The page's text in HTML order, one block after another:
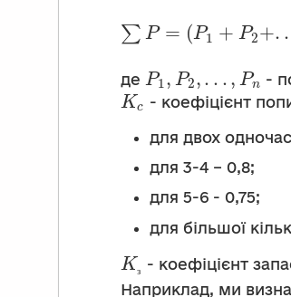
∑ P = (P1 + P2+. .
де P1, P2, . . . , Pn -
Kc - коефіцієнт
для двох
для 3-4 – 0,8;
для 5-6 - 0,75;
для більшої
Kз
- коефіцієнт
Наприклад, ми